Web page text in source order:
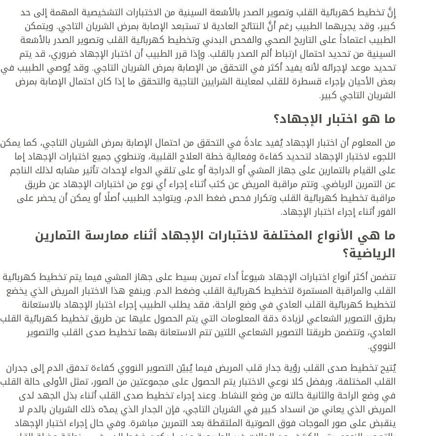
إِنَّ تخطيط كهربائية القلب وتصوير الصدر بالأشعة السينية من الاختبارات التشخيصية المهمة إلى حد
كبير، وقد يجريهما الطبيب رغم أنَّ النتائج العادية لا تستبعد الإصابة بمرض الشريان التاجي. ويتمكن
الطبيب اعتماداً على التاريخ الصحي والفحص البدني وتخطيط كهربائية القلب وتصوير الصدر بالأشعة
السينية من تحديد احتمال ارتباط ألم الصدر بالقلب. وِإذا قرر الطبيب أن اختبار الإجهاد ضروري، قد يتم
تحديد موعد لإجرائه لأنه يفيد أكثر في التحقق من الإصابة بمرض الشريان التاجي. وقد يُوصي الطبيب في
بعض الأحيان بإجراء قسطرة للقلب لمعاينة الشرايين التاجية والتحقق ما إذا كان احتمال الإصابة بمرض
الشريان التاجي كبير.
ما هو اختبار الإجهاد؟
من المعلوم أن اختبار الإجهاد يُفيد عادةً في التحقق من احتمال الإصابة بمرض الشريان التاجي، كما يمكن
اللجوء لاختبار الإجهاد لتحديد كفاءة وفعالية خطة العلاج القلبية، وتنطوي جميع اختبارات الإجهاد إما
على القيام بالتمارين على جهاز المشي أو الدراجة أو على تلقي الدواء لإحداث تأثير مشابه لذلك الناجم
عن التمرين الرياضي. وتتم مراقبة المريض عن كثب أثناء إجراء أي نوع من اختبارات الإجهاد عن طريق
مراقبة تخطيط كهربائية القلب وتكرار فحص ضغط الدم، ويتواجد الطبيب أصلًا أو يمكن أن يحضر على
الفور أثناء إجراء اختبار الإجهاد.
ما هي الأنواع المختلفة لاختبارات الإجهاد أثناء ممارسة التمارين
الرياضية؟
تتضمن أكثر أنواع اختبارات الإجهاد شيوعاً أداء تمرين بسيط على جهاز المشي فيما يتم تخطيط كهربائية
القلب والمراقبة المستمرة لتخطيط كهربائية القلب وضغط الدم. وينفع هذا الاختبار المريض الذي يخضع
لتخطيط كهربائية القلب العادي في وضع الراحة، فقد يطلب الطبيب إجراء اختبار الإجهاد بالاستعانة
بطرق التصوير الشعاعي لزيادة دقة المعلومات التي يتم الحصول عليها عن طريق تخطيط كهربائية القلب
العادي، وتتضمن طريقتا التصوير الشعاعي اللتين تتم الاستعانة بهما تخطيط صدى القلب والتصوير
النووي.
يُتيح تخطيط صدى القلب رؤية جدار قلب المريض فيما يُبيّن التصوير النووي كفاءة تدفق الدم إلى جدران
القلب المختلفة، وبفضل كلا نوعي الاختبار يتم الحصول على مجموعتين من الصور، تمثل الأولى حالة القلب
في وضع الراحة والثانية حالته من وضع النشاط. وعند إجراء تخطيط صدى القلب أثناء بذل الجهد لدى
المريض الذي يعاني من انسداد كبير في الشريان التاجي، فإن الجدار الذي يمدّه ذلك الشريان بالدم لا
ينقبض على صور الموجات فوق الصوتية الملتقطة بعد التمرين مباشرة. وفي حال إجراء اختبار الإجهاد